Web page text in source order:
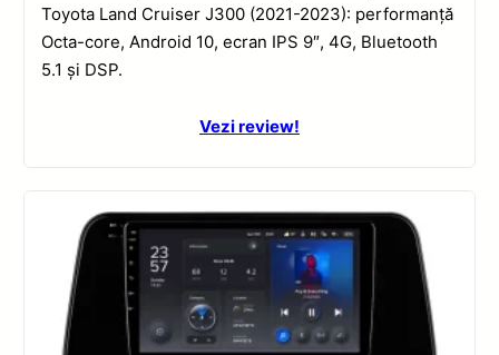
Toyota Land Cruiser J300 (2021-2023): performanță
Octa-core, Android 10, ecran IPS 9″, 4G, Bluetooth
5.1 și DSP.
Vezi review!